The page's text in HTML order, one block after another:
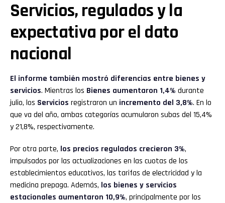
Servicios, regulados y la
expectativa por el dato
nacional
El informe también mostró diferencias entre bienes y
servicios. Mientras los Bienes aumentaron 1,4% durante
julio, los Servicios registraron un incremento del 3,8%. En lo
que va del año, ambas categorías acumularon subas del 15,4%
y 21,8%, respectivamente.
Por otra parte, los precios regulados crecieron 3%,
impulsados por las actualizaciones en las cuotas de los
establecimientos educativos, las tarifas de electricidad y la
medicina prepaga. Además, los bienes y servicios
estacionales aumentaron 10,9%, principalmente por los